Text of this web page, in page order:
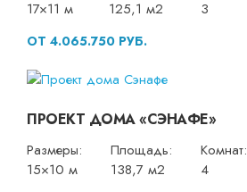
17×11 м
125,1 м2
3
ОТ 4.065.750 РУБ.
ПРОЕКТ ДОМА «СЭНАФЕ»
Размеры:
15×10 м
Площадь:
138,7 м2
Комнат:
4